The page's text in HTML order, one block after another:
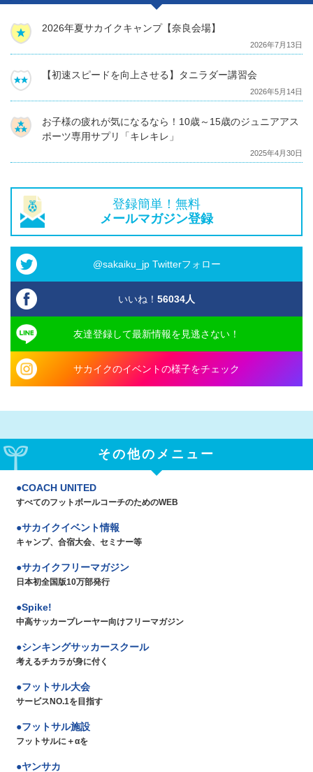
2026年夏サカイクキャンプ【奈良会場】
2026年7月13日
【初速スピードを向上させる】タニラダー講習会
2026年5月14日
お子様の疲れが気になるなら！10歳～15歳のジュニアアス
ポーツ専用サプリ「キレキレ」
2025年4月30日
登録簡単！無料
メールマガジン登録
@sakaiku_jp Twitterフォロー
いいね！ 56034人
友達登録して最新情報を見逃さない！
サカイクのイベントの様子をチェック
その他のメニュー
COACH UNITED
すべてのフットボールコーチのためのWEB
サカイクイベント情報
キャンプ、合宿大会、セミナー等
サカイクフリーマガジン
日本初全国版10万部発行
Spike!
中高サッカープレーヤー向けフリーマガジン
シンキングサッカースクール
考えるチカラが身に付く
フットサル大会
サービスNO.1を目指す
フットサル施設
フットサルに＋αを
ヤンサカ